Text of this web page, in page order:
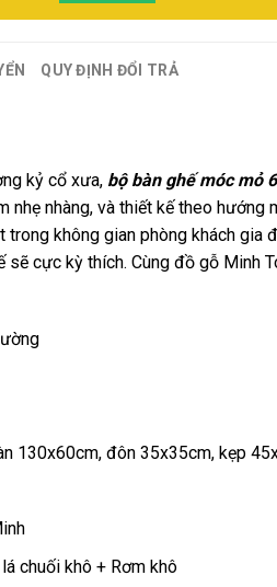
QUY ĐỊNH ĐỔI TRẢ
kỷ cổ xưa, bộ bàn ghế móc mỏ
nhàng, và thiết kế theo hướng
trong không gian phòng khách
cực kỳ thích. Cùng đồ gỗ Minh
130x60cm, đôn 35x35cm, kẹp
chuối khô + Rơm khô